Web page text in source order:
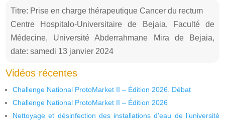
Titre: Prise en charge thérapeutique Cancer du rectum
Centre Hospitalo-Universitaire de Bejaia, Faculté de
Médecine, Université Abderrahmane Mira de Bejaia,
date: samedi 13 janvier 2024
Vidéos récentes
Challenge National ProtoMarket II – Édition 2026. Débat
Challenge National ProtoMarket II – Édition 2026
Nettoyage et désinfection des installations d’eau de l’université